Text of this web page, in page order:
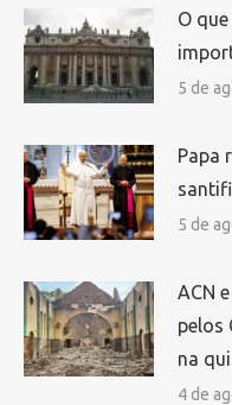
O
5 de
Papa
5 de
ACN
pelos
na
4 de